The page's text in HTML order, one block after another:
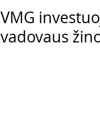
VMG
vadovaus